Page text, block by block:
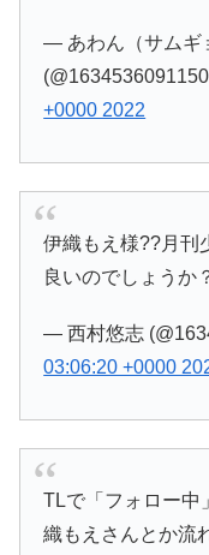
— あわん（サムギ
+0000 2022
伊織もえ様??月刊
良いのでしょうか
— 西村悠志
03:06:20 +0000
TLで「フォロー中
織もえさんとか流